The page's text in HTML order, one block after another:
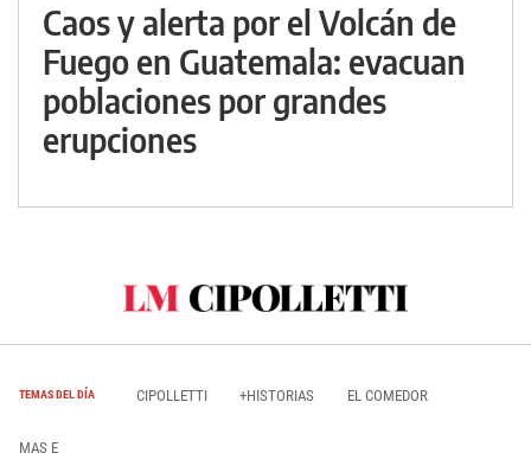
Caos y alerta por el Volcán de
Fuego en Guatemala: evacuan
poblaciones por grandes
erupciones
TEMAS DEL DÍA CIPOLLETTI +HISTORIAS EL COMEDOR
MAS E